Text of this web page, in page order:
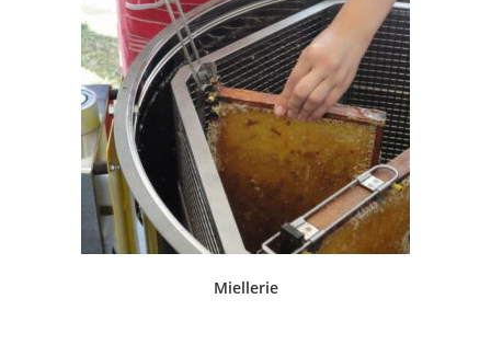
Miellerie